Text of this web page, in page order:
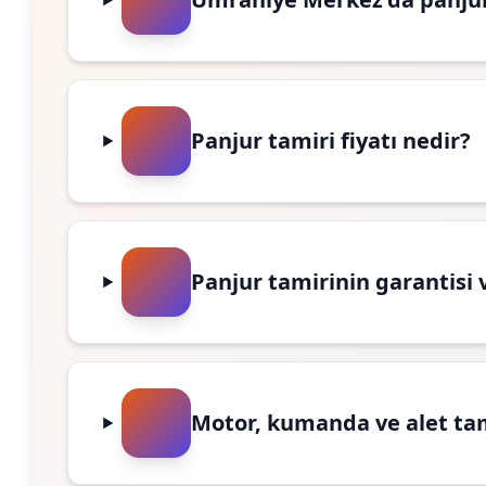
Panjur tamiri fiyatı nedir?
Panjur tamirinin garantisi
Motor, kumanda ve alet